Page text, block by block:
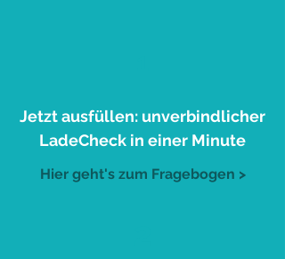
Jetzt ausfüllen: unverbindlicher
LadeCheck in einer Minute
Hier geht's zum Fragebogen >